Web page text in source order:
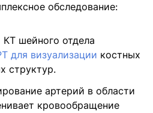
обследование:
КТ шейного отдела
для визуализации костных
структур.
артерий в области
кровообращение